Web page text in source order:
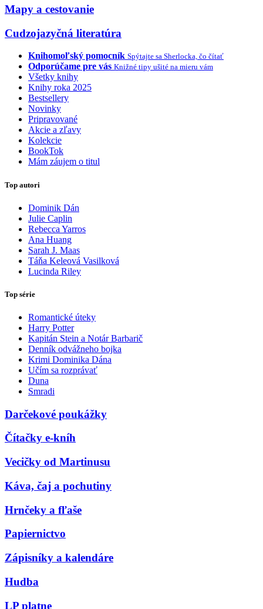
Mapy a cestovanie
Cudzojazyčná literatúra
Knihomoľský pomocník Spýtajte sa Sherlocka, čo čítať
Odporúčame pre vás Knižné tipy ušité na mieru vám
Všetky knihy
Knihy roka 2025
Bestsellery
Novinky
Pripravované
Akcie a zľavy
Kolekcie
BookTok
Mám záujem o titul
Top autori
Dominik Dán
Julie Caplin
Rebecca Yarros
Ana Huang
Sarah J. Maas
Táňa Keleová Vasilková
Lucinda Riley
Top série
Romantické úteky
Harry Potter
Kapitán Stein a Notár Barbarič
Denník odvážneho bojka
Krimi Dominika Dána
Učím sa rozprávať
Duna
Smradi
Darčekové poukážky
Čítačky e-kníh
Vecičky od Martinusu
Káva, čaj a pochutiny
Hrnčeky a fľaše
Papiernictvo
Zápisníky a kalendáre
Hudba
LP platne